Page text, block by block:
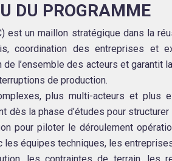
DU PROGRAMME
est un maillon stratégique dans la
coordination des entreprises et
de l’ensemble des acteurs et
de production.
plus multi-acteurs et plus
dès la phase d’études pour
pour piloter le déroulement
équipes techniques, les